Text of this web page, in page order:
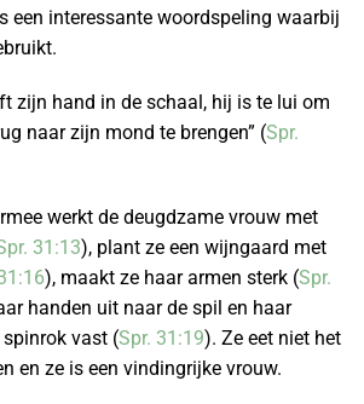
een interessante woordspeling waarbij
zijn hand in de schaal, hij is te lui om
naar zijn mond te brengen” (Spr.
werkt de deugdzame vrouw met
31:13), plant ze een wijngaard met
), maakt ze haar armen sterk (Spr.
handen uit naar de spil en haar
vast (Spr. 31:19). Ze eet niet het
en ze is een vindingrijke vrouw.